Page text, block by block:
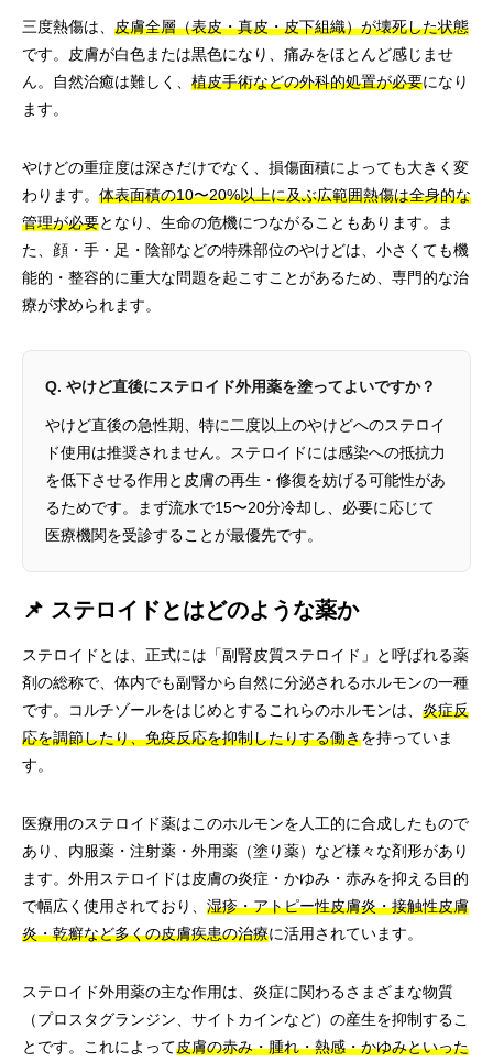
三度熱傷は、 皮膚全層（表皮・真皮・皮下組織）が壊死した状態
です。皮膚が白色または黒色になり、痛みをほとんど感じませ
ん。自然治癒は難しく、 植皮手術などの外科的処置が必要になり
ます。
やけどの重症度は深さだけでなく、損傷面積によっても大きく変
わります。 体表面積の10〜20%以上に及ぶ広範囲熱傷は全身的な
管理が必要となり、生命の危機につながることもあります。ま
た、顔・手・足・陰部などの特殊部位のやけどは、小さくても機
能的・整容的に重大な問題を起こすことがあるため、専門的な治
療が求められます。
Q. やけど直後にステロイド外用薬を塗ってよいですか？
やけど直後の急性期、特に二度以上のやけどへのステロイ
ド使用は推奨されません。ステロイドには感染への抵抗力
を低下させる作用と皮膚の再生・修復を妨げる可能性があ
るためです。まず流水で15〜20分冷却し、必要に応じて
医療機関を受診することが最優先です。
📌 ステロイドとはどのような薬か
ステロイドとは、正式には「副腎皮質ステロイド」と呼ばれる薬
剤の総称で、体内でも副腎から自然に分泌されるホルモンの一種
です。コルチゾールをはじめとするこれらのホルモンは、 炎症反
応を調節したり、免疫反応を抑制したりする働きを持っていま
す。
医療用のステロイド薬はこのホルモンを人工的に合成したもので
あり、内服薬・注射薬・外用薬（塗り薬）など様々な剤形があり
ます。外用ステロイドは皮膚の炎症・かゆみ・赤みを抑える目的
で幅広く使用されており、 湿疹・アトピー性皮膚炎・接触性皮膚
炎・乾癬など多くの皮膚疾患の治療に活用されています。
ステロイド外用薬の主な作用は、炎症に関わるさまざまな物質
（プロスタグランジン、サイトカインなど）の産生を抑制するこ
とです。これによって皮膚の赤み・腫れ・熱感・かゆみといった